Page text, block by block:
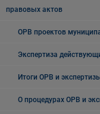
правовых актов
ОРВ проектов
Экспертиза
Итоги ОРВ и
О процедурах ОРВ и